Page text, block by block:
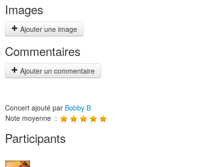
Images
Ajouter une image
Commentaires
Ajouter un commentaire
Concert ajouté par Bobby B
Note moyenne :
Participants